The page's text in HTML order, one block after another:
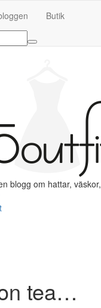
Butik
blogg om hattar,
tea…